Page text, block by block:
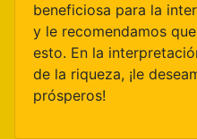
beneficiosa para la
y le recomendamos
esto. En la
de la riqueza, ¡le
prósperos!